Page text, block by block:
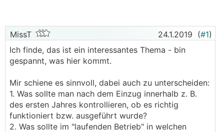
MissT 24.1.2019 (#1)
Ich finde, das ist ein interessantes Thema - bin
gespannt, was hier kommt.
Mir schiene es sinnvoll, dabei auch zu unterscheiden:
1. Was sollte man nach dem Einzug innerhalb z. B.
des ersten Jahres kontrollieren, ob es richtig
funktioniert bzw. ausgeführt wurde?
2. Was sollte im "laufenden Betrieb" in welchen